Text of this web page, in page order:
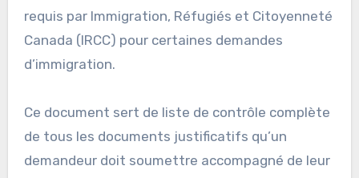
requis par Immigration, Réfugiés et Citoyenneté
Canada (IRCC) pour certaines demandes
d’immigration.
Ce document sert de liste de contrôle complète
de tous les documents justificatifs qu’un
demandeur doit soumettre accompagné de leur